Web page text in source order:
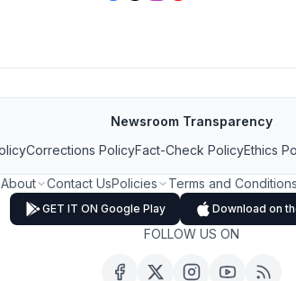
Newsroom Transparency
Corrections PolicyFact-Check PolicyEthics
About Contact UsPolicies Terms and Conditions
GET IT ON Google Play Download on
FOLLOW US ON